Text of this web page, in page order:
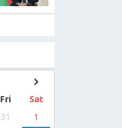
Fri
Sat
31
1